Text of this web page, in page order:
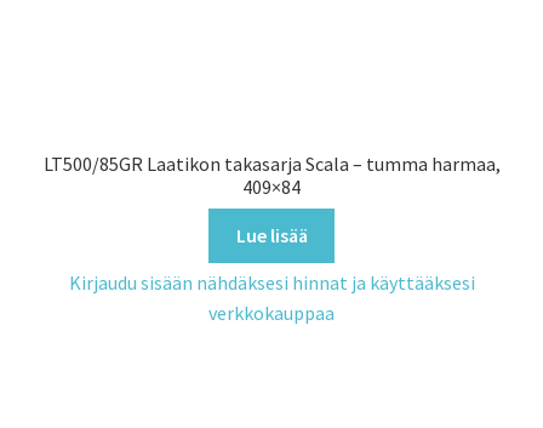
LT500/85GR Laatikon takasarja Scala – tumma harmaa,
409×84
Lue lisää
Kirjaudu sisään nähdäksesi hinnat ja käyttääksesi
verkkokauppaa